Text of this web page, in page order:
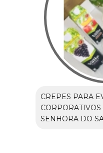
CREPES PARA
SENHORA DO